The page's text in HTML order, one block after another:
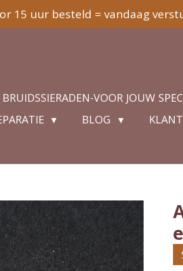
15 uur besteld = vandaag
BRUIDSSIERADEN-VOOR JOUW
BLOG